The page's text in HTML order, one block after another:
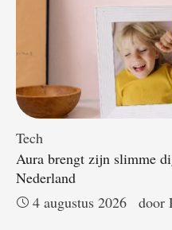
Tech
Aura brengt zijn slimme
Nederland
4 augustus 2026
door